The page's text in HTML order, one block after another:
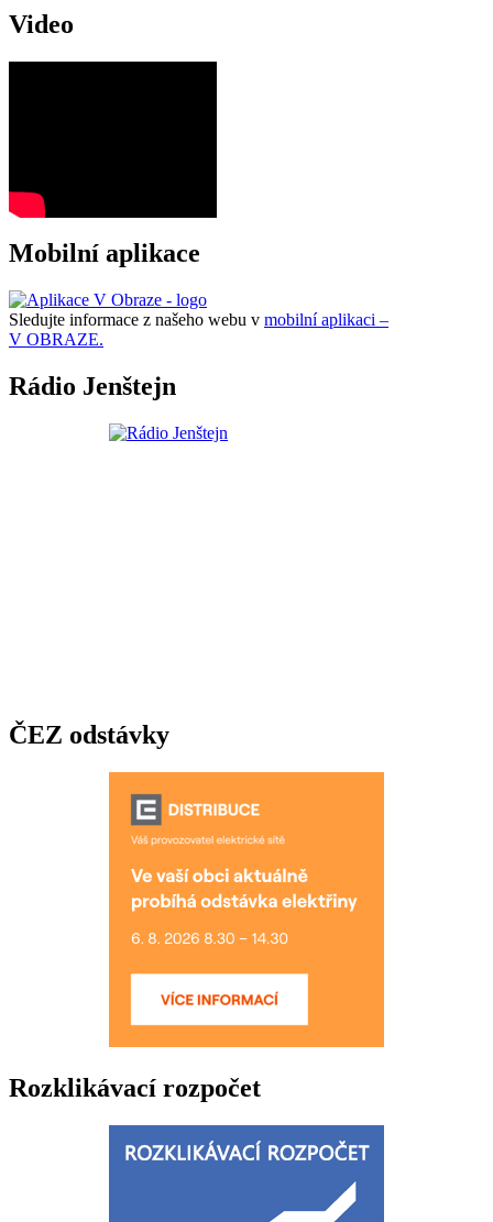
Video
Mobilní aplikace
Sledujte informace z našeho webu v mobilní aplikaci –
V OBRAZE.
Rádio Jenštejn
ČEZ odstávky
Rozklikávací rozpočet